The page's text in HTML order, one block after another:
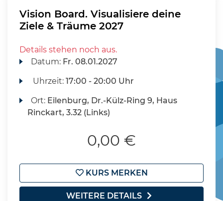
Vision Board. Visualisiere deine
Ziele & Träume 2027
Details stehen noch aus.
Datum: Fr. 08.01.2027
Uhrzeit:17:00 - 20:00 Uhr
Ort: Eilenburg, Dr.-Külz-Ring 9, Haus
Rinckart, 3.32 (Links)
0,00 €
KURS MERKEN
WEITERE DETAILS